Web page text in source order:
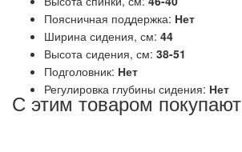
Поясничная поддержка: Нет
Ширина сидения, см: 44
Высота сидения, см: 38-51
Подголовник: Нет
Регулировка глубины сидения: Нет
С этим товаром покупают